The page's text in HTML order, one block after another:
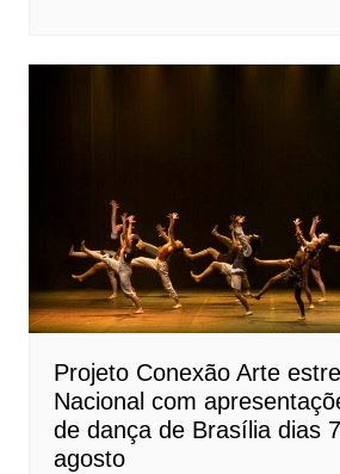
Projeto Conexão Arte
Nacional com
de dança de Brasília dias
agosto